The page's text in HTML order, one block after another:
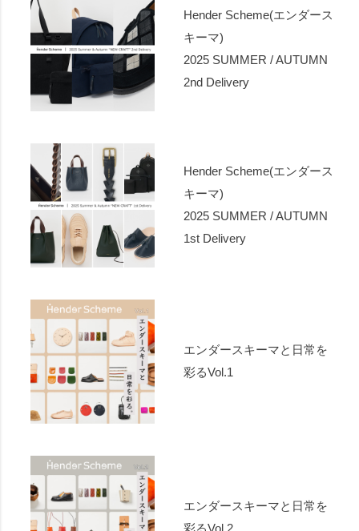
Hender Scheme(エンダース
キーマ)
2025 SUMMER / AUTUMN
2nd Delivery
Hender Scheme(エンダース
キーマ)
2025 SUMMER / AUTUMN
1st Delivery
エンダースキーマと日常を
彩るVol.1
エンダースキーマと日常を
彩るVol.2